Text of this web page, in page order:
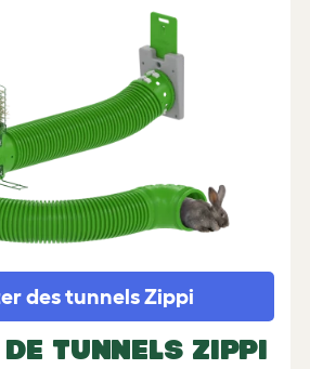
TUNNELS ZIPPI
des tunnels Zippi